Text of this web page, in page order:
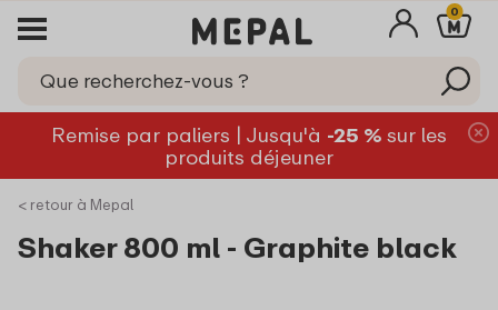
0
Remise par paliers | Jusqu'à -25 % sur les
produits déjeuner
< retour à Mepal
Shaker 800 ml - Graphite black